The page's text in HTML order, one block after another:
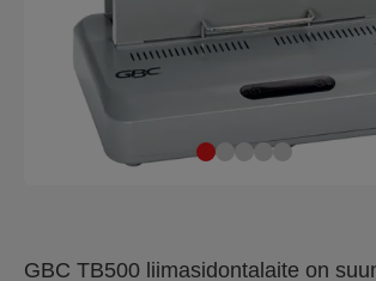
GBC TB500 liimasidontalaite on